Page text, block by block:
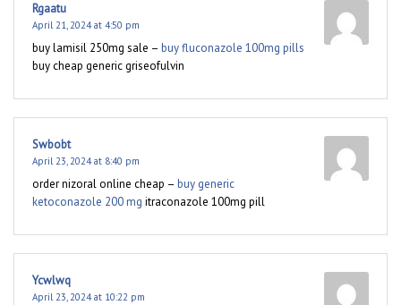
Rgaatu
April 21, 2024 at 4:50 pm
buy lamisil 250mg sale – buy fluconazole 100mg pills
buy cheap generic griseofulvin
Swbobt
April 23, 2024 at 8:40 pm
order nizoral online cheap – buy generic
ketoconazole 200 mg itraconazole 100mg pill
Ycwlwq
April 23, 2024 at 10:22 pm